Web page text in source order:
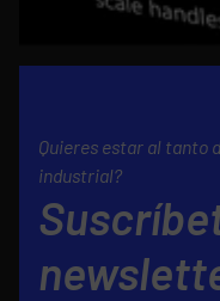
Quieres estar al tanto
industrial?